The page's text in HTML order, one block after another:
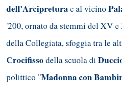
dell'Arcipreturae al vicino
'200, ornato da stemmi del XV
della Collegiata, sfoggia tra le
Crocifissodella scuola di
polittico "Madonna con